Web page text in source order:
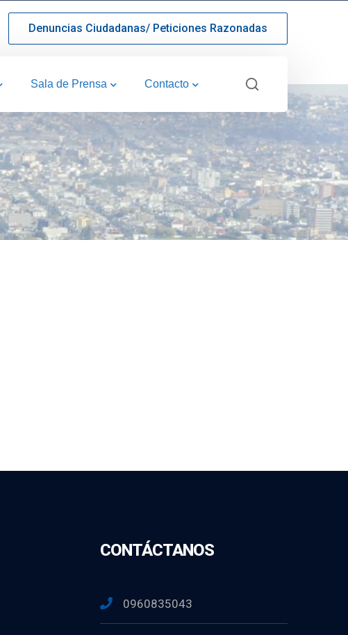
Denuncias Ciudadanas/ Peticiones Razonadas
Sala de Prensa Contacto
CONTÁCTANOS
0960835043